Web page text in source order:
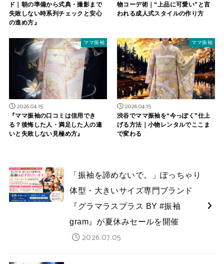
ド｜朝の準備から式典・撮影まで
失敗しない時系列チェックと安心
の進め方』
物コーデ術｜“上品に可愛い”と言
われる成人式スタイルの作り方
ママ振袖
2026.04.15
『ママ振袖の口コミは信用でき
る？後悔した人・満足した人の違
いと失敗しない見極め方』
ママ振袖
2026.04.15
渋谷でママ振袖を“今っぽく”仕上
げる方法｜小物レンタルでここま
で変わる
「振袖を諦めないで。」ぽっちゃり
体型・大きいサイズ専門ブランド
『グラマラスプラス BY #振袖
gram』が夏休みセールを開催
2026.07.05